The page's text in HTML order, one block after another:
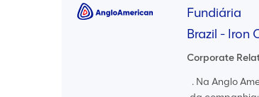
Fundiária
Brazil - Iron
Corporate
. Na Anglo